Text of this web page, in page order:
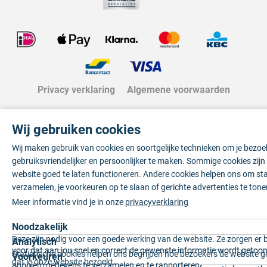
Privacy verklaring Algemene voorwaarden
Wij gebruiken cookies
Wij maken gebruik van cookies en soortgelijke technieken om je
gebruiksvriendelijker en persoonlijker te maken. Sommige cookies
website goed te laten functioneren. Andere cookies helpen ons om
verzamelen, je voorkeuren op te slaan of gerichte advertenties te
Meer informatie vind je in onze privacyverklaring
Noodzakelijk
Deze zijn nodig voor een goede werking van de website. Ze zorgen er
voor dat aan jou snel en correct de gewenste informatie wordt
dat je onze website bezoekt.
Analytisch
Statistische cookies helpen ons begrijpen hoe bezoekers de website
Voorkeuren